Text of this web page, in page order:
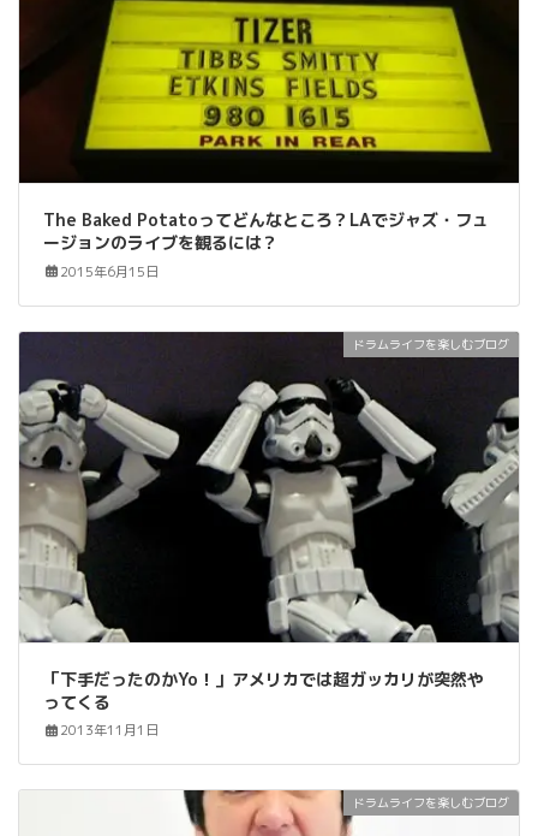
The Baked Potatoってどんなところ？LAでジャズ・フュ
ージョンのライブを観るには？
2015年6月15日
ドラムライフを楽しむブログ
「下手だったのかYo！」アメリカでは超ガッカリが突然や
ってくる
2013年11月1日
ドラムライフを楽しむブログ